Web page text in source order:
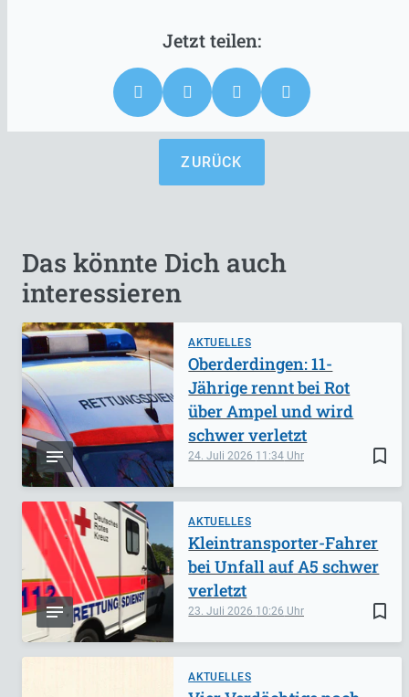
ZURÜCK
Das könnte Dich auch
interessieren
AKTUELLES
bookmark_border
24. Juli 2026 11:34
Oberderdingen: 11-
Jährige rennt bei Rot
über Ampel und wird
schwer verletzt
AKTUELLES
bookmark_border
23. Juli 2026 10:26
Kleintransporter-Fahrer
bei Unfall auf A5 schwer
verletzt
AKTUELLES